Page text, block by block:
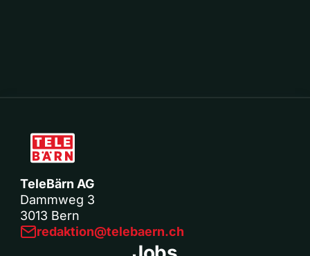
TeleBärn AG
Dammweg 3
3013 Bern
redaktion@telebaern.ch